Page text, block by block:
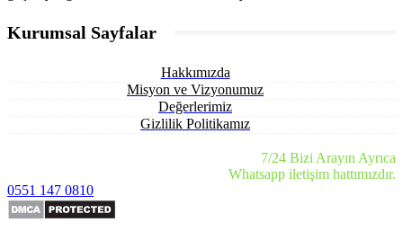
Kurumsal Sayfalar
Hakkımızda
Misyon ve Vizyonumuz
Değerlerimiz
Gizlilik Politikamız
7/24 Bizi Arayın Ayrıca
Whatsapp iletişim hattımızdır.
0551 147 0810